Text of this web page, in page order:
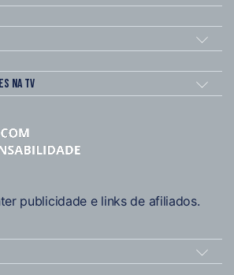
na TV
publicidade e links de afiliados.